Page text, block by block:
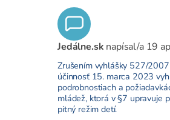
Jedálne.sk napísal/a 19
Zrušením vyhlášky 527/2007
účinnosť 15. marca 2023
podrobnostiach a
mládež, ktorá v §7 upravuje
pitný režim detí.